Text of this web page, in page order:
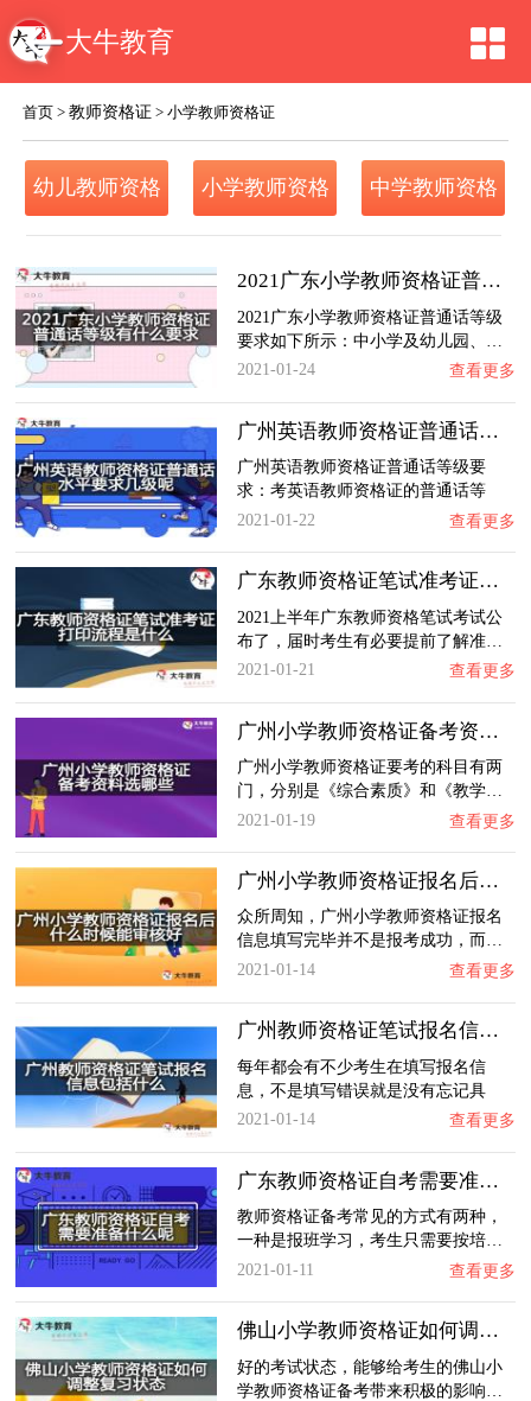
大牛教育
首页 >教师资格证 >小学教师资格证
幼儿教师资格
证
小学教师资格
证
中学教师资格
证
2021广东小学教师资格证普通话等级有什么要求…
2021广东小学教师资格证普通话等级
要求如下所示：中小学及幼儿园、…
2021-01-24
查看更多
广州英语教师资格证普通话水平要求几级呢？
广州英语教师资格证普通话等级要
求：考英语教师资格证的普通话等
级…
2021-01-22 查看更多
广东教师资格证笔试准考证打印流程是什么？
2021上半年广东教师资格笔试考试公
布了，届时考生有必要提前了解准…
2021-01-21
查看更多
广州小学教师资格证备考资料选哪些？
广州小学教师资格证要考的科目有两
门，分别是《综合素质》和《教学…
2021-01-19
查看更多
广州小学教师资格证报名后什么时候能审核好？…
众所周知，广州小学教师资格证报名
信息填写完毕并不是报考成功，而…
2021-01-14
查看更多
广州教师资格证笔试报名信息包括什么？
每年都会有不少考生在填写报名信
息，不是填写错误就是没有忘记具
体…
2021-01-14 查看更多
广东教师资格证自考需要准备什么呢？
教师资格证备考常见的方式有两种，
一种是报班学习，考生只需要按培…
2021-01-11
查看更多
佛山小学教师资格证如何调整复习状态？
好的考试状态，能够给考生的佛山小
学教师资格证备考带来积极的影响…